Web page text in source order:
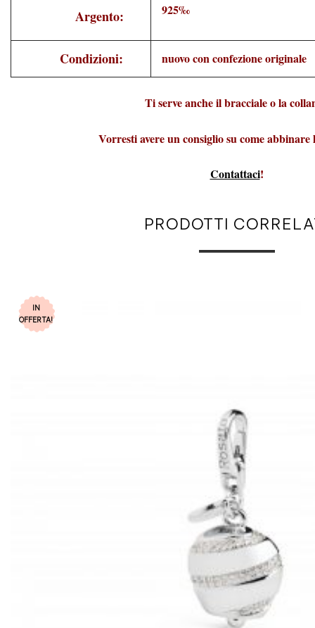
Argento: 925‰
Condizioni: nuovo con confezione originale
Ti serve anche il bracciale o la
Vorresti avere un consiglio su come
Contattaci!
PRODOTTI
IN
OFFERTA!